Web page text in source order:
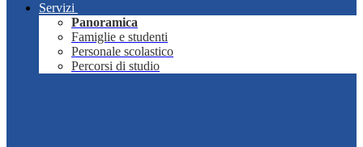
Servizi
Panoramica
Famiglie e studenti
Personale scolastico
Percorsi di studio